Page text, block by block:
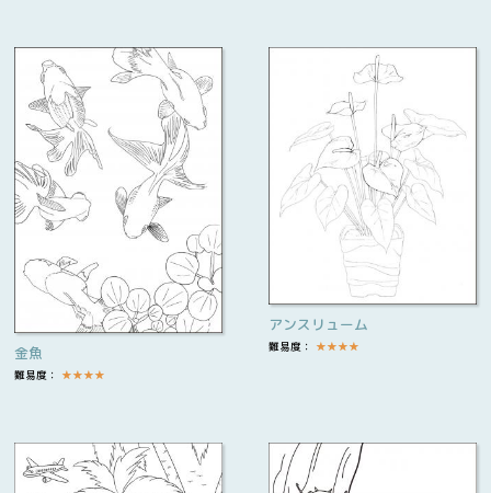
金魚
難易度： ★★★★
アンスリューム
難易度： ★★★★